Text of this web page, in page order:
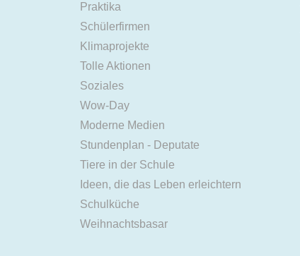
Praktika
Schülerfirmen
Klimaprojekte
Tolle Aktionen
Soziales
Wow-Day
Moderne Medien
Stundenplan - Deputate
Tiere in der Schule
Ideen, die das Leben erleichtern
Schulküche
Weihnachtsbasar